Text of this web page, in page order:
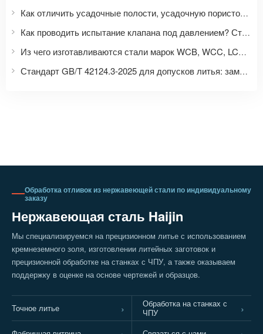
Как отличить усадочные полости, усадочную пористость, воздушные полости, песчаные отверстия и трещины в отливках?
Как проводить испытание клапана под давлением? Стандарты для проверки герметичности водяного зазора в корпусе, герметичности уплотнений и наличия утечек.
Из чего изготавливаются стали марок WCB, WCC, LCB и LCC? Сравнение стандартов марок литой стали ASTM, GB, EN и JIS.
Стандарт GB/T 42124.3-2025 для допусков литья: заменяет стандарт GB/T 6414-2017.
Обработка отливок из нержавеющей стали по индивидуальному
заказу
Нержавеющая сталь Haijin
Мы специализируемся на прецизионном литье с использованием
кремнеземного золя, изготовлении литейных заготовок и
прецизионной обработке на станках с ЧПУ, а также оказываем
поддержку в оценке на основе чертежей и образцов.
Точное литье
Обработка на станках с
ЧПУ